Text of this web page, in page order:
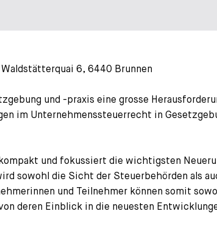
6, 6440 Brunnen
und -praxis eine grosse
im Unternehmenssteuerrecht in
und fokussiert die wichtigsten
sowohl die Sicht der Steuerbehörden als
und Teilnehmer können somit
deren Einblick in die neuesten